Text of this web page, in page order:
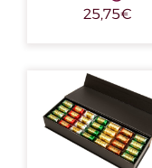
25,75€